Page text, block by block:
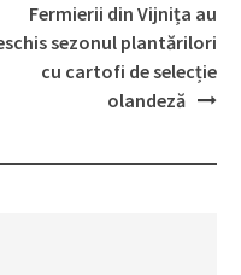
Fermierii din Vijnița au
sezonul plantărilori
cu cartofi de selecție
olandeză